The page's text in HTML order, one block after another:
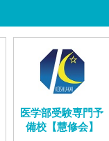
医学部受験専門予
備校【慧修会】